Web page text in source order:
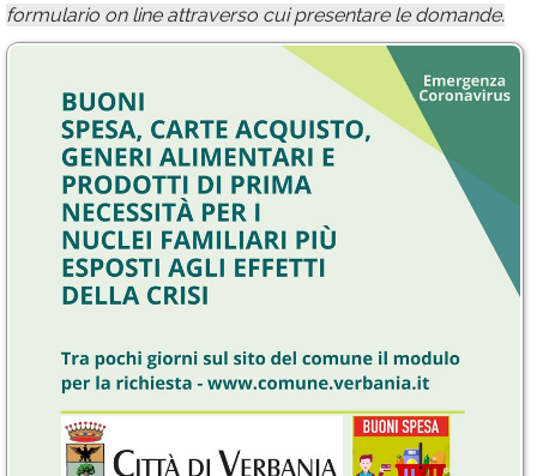
formulario on line attraverso cui presentare le domande.